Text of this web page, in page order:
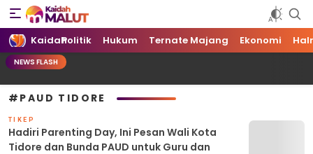
Kaidah Maluku Utara
Kaidah Maluku Utara
KaidahPolitik Hukum Ternate Majang Ekonomi
NEWS FLASH
#PAUD TIDORE
TIKEP
Hadiri Parenting Day, Ini Pesan Wali Kota
Tidore dan Bunda PAUD untuk Guru dan